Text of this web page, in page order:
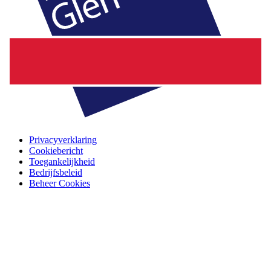
Privacyverklaring
Cookiebericht
Toegankelijkheid
Bedrijfsbeleid
Beheer Cookies